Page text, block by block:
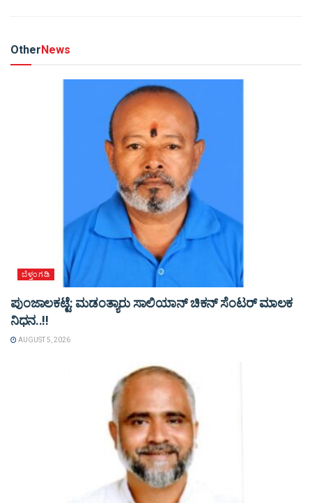
Other News
ಬೆಳ್ತಂಗಡಿ
ಪುಂಜಾಲಕಟ್ಟೆ: ಮಡಂತ್ಯಾರು ಸಾಲಿಯಾನ್ ಚಿಕನ್ ಸೆಂಟರ್ ಮಾಲಕ
ನಿಧನ..!!
AUGUST 5, 2026